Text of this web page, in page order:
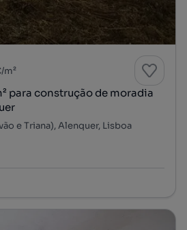
m²
para construção de moradia
e Triana), Alenquer, Lisboa